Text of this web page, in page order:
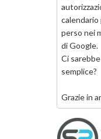
perso nei
di Google.
Ci
semplice?
Grazie in